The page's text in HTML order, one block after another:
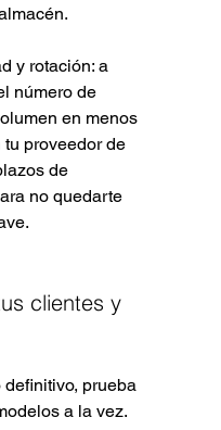
y rotación: a
número de
en menos
proveedor de
de
no quedarte
clientes y
prueba
a la vez.